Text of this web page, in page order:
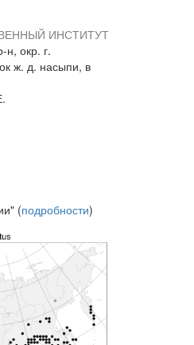
ИНСТИТУТ
н, окр. г.
ж. д. насыпи, в
(подробности)